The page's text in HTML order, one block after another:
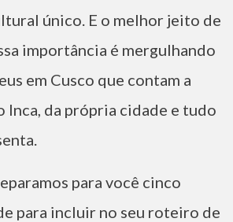
único. E o melhor jeito de
importância é mergulhando
em Cusco que contam a
Inca, da própria cidade e tudo
para você cinco
para incluir no seu roteiro de